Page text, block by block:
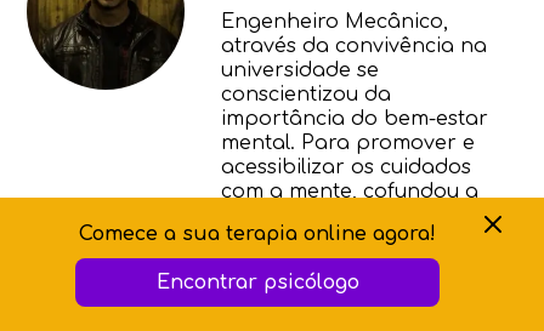
um profissional.Engenheiro Mecânico,
através da convivência na
universidade se
conscientizou da
importância do bem-estar
mental. Para promover e
acessibilizar os cuidados
com a mente, cofundou a
importância da saúde
mental para uma vida feliz,
está sempre lendo,
assistindo e ouvindo sobre o
Comece a sua terapia online agora!
Encontrar psicólogo